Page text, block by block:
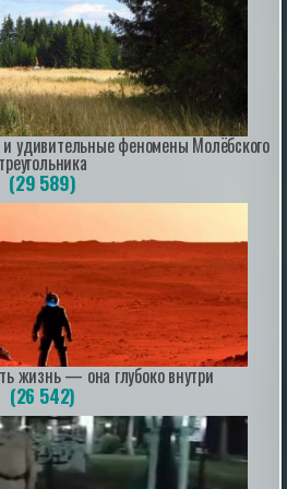
на
предупредили о
интеллекта способны
по уязвимым
параметры и запуская новые
устройствах.
Extra-Loud
удивительные феномены Молёбского
треугольника
(29 589)
жизнь — она глубоко внутри
(26 542)